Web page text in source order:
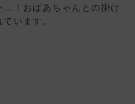
…！おばあちゃんとの掛け
います。